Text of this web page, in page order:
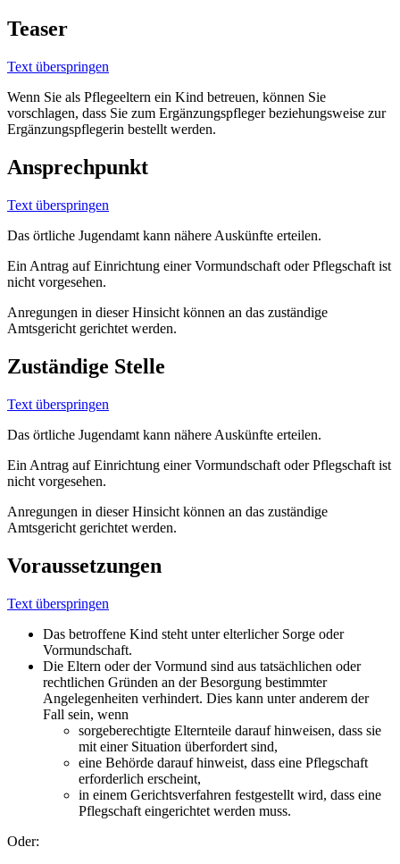
Teaser
Text überspringen
Wenn Sie als Pflegeeltern ein Kind betreuen, können Sie
vorschlagen, dass Sie zum Ergänzungspfleger beziehungsweise zur
Ergänzungspflegerin bestellt werden.
Ansprechpunkt
Text überspringen
Das örtliche Jugendamt kann nähere Auskünfte erteilen.
Ein Antrag auf Einrichtung einer Vormundschaft oder Pflegschaft ist
nicht vorgesehen.
Anregungen in dieser Hinsicht können an das zuständige
Amtsgericht gerichtet werden.
Zuständige Stelle
Text überspringen
Das örtliche Jugendamt kann nähere Auskünfte erteilen.
Ein Antrag auf Einrichtung einer Vormundschaft oder Pflegschaft ist
nicht vorgesehen.
Anregungen in dieser Hinsicht können an das zuständige
Amtsgericht gerichtet werden.
Voraussetzungen
Text überspringen
Das betroffene Kind steht unter elterlicher Sorge oder
Vormundschaft.
Die Eltern oder der Vormund sind aus tatsächlichen oder
rechtlichen Gründen an der Besorgung bestimmter
Angelegenheiten verhindert. Dies kann unter anderem der
Fall sein, wenn
sorgeberechtigte Elternteile darauf hinweisen, dass sie
mit einer Situation überfordert sind,
eine Behörde darauf hinweist, dass eine Pflegschaft
erforderlich erscheint,
in einem Gerichtsverfahren festgestellt wird, dass eine
Pflegschaft eingerichtet werden muss.
Oder: